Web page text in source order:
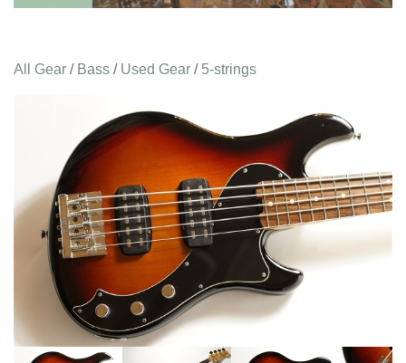
All Gear / Bass / Used Gear / 5-strings